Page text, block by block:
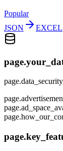
Popular
JSON
EXCEL